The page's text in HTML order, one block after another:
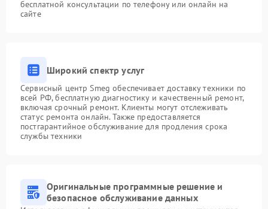
бесплатной консультации по телефону или онлайн на
сайте
Широкий спектр услуг
Сервисный центр Smeg обеспечивает доставку техники по
всей РФ, бесплатную диагностику и качественный ремонт,
включая срочный ремонт. Клиенты могут отслеживать
статус ремонта онлайн. Также предоставляется
постгарантийное обслуживание для продления срока
службы техники
Оригинальные программные решение и
безопасное обслуживание данных